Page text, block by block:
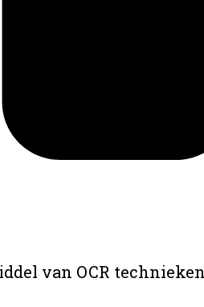
van OCR